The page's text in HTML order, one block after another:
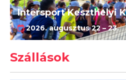
Intersport Keszthelyi
2026. augusztus 22 – 23.
Szállások